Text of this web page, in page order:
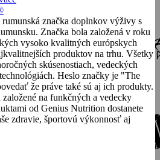
značka doplnkov výživy s
Značka bola založená v roku
vysoko kvalitných európskych
produktov na trhu. Všetky
skúsenostiach, vedeckých
Heslo značky je "The
že práve také sú aj ich produkty.
na funkčných a vedecky
od Genius Nutrition dostanete
zdravie, športovú výkonnosť aj